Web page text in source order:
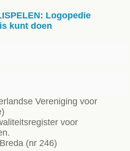
Logopedie
kunt doen
Vereniging voor
voor
(nr 246)